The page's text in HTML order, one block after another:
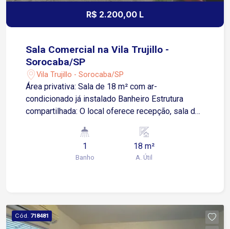
R$ 2.200,00 L
Sala Comercial na Vila Trujillo -
Sorocaba/SP
Vila Trujillo - Sorocaba/SP
Área privativa: Sala de 18 m² com ar-
condicionado já instalado Banheiro Estrutura
compartilhada: O local oferece recepção, sala de
em frente ao imóvel Localizada na Avenida
General Osório A apenas 3 minutos da Avenida
moderno e bem localizado para o seu negócio?
Esta sala de 18 m² é perfeita para escritórios,
1
Banho
18 m²
A. Útil
Cód. 718481